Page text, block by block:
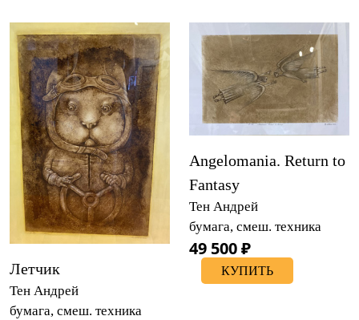
Летчик
Тен Андрей
бумага, смеш. техника
Angelomania. Return to
Fantasy
Тен Андрей
бумага, смеш. техника
49 500 ₽
КУПИТЬ